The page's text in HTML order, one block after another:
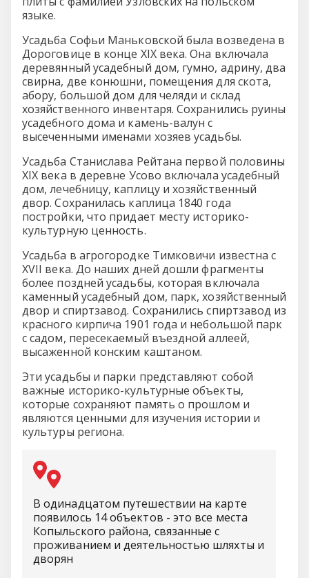
языке.
Усадьба Софьи Маньковской была возведена в
Дороговице в конце XIX века. Она включала
деревянный усадебный дом, гумно, адрину, два
свирна, две конюшни, помещения для скота,
абору, большой дом для челяди и склад
хозяйственного инвентаря. Сохранились руины
усадебного дома и камень-валун с
высеченными именами хозяев усадьбы.
Усадьба Станислава Рейтана первой половины
XIX века в деревне Усово включала усадебный
дом, лечебницу, каплицу и хозяйственный
двор. Сохранилась каплица 1840 года
постройки, что придает месту историко-
культурную ценность.
Усадьба в агрогородке Тимковичи известна с
XVII века. До наших дней дошли фрагменты
более поздней усадьбы, которая включала
каменный усадебный дом, парк, хозяйственный
двор и спиртзавод. Сохранились спиртзавод из
красного кирпича 1901 года и небольшой парк
с садом, пересекаемый въездной аллеей,
высаженной конским каштаном.
Эти усадьбы и парки представляют собой
важные историко-культурные объекты,
которые сохраняют память о прошлом и
являются ценными для изучения истории и
культуры региона.
В одинадцатом путешествии на карте
появилось 14 объектов - это все места
Копыльского района, связанные с
проживанием и деятельностью шляхты и
дворян